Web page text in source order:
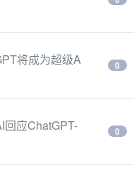
将成为超级A
0
回应ChatGPT-
0